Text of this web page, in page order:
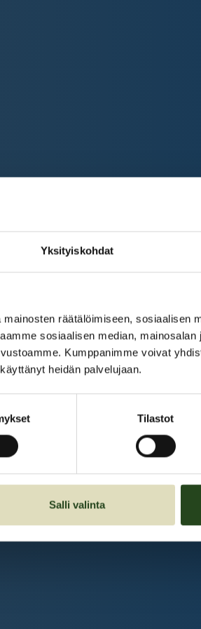
Yksityiskohdat
räätälöimiseen, sosiaalisen
sosiaalisen median, mainosalan
Kumppanimme voivat
heidän palvelujaan.
Tilastot
Salli valinta
Grani
Intranet
sisään.Kirjaudu sisään